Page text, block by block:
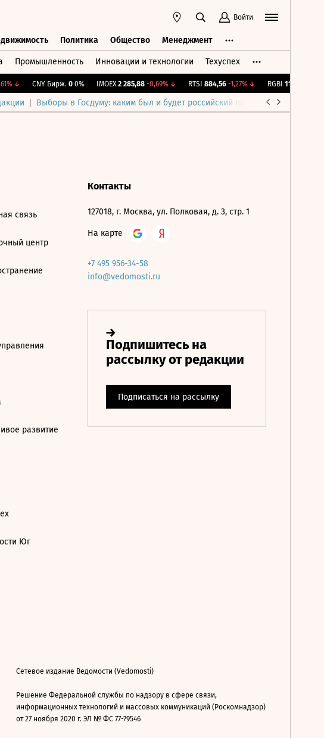
Войти
Политика Общество Менеджмент
Промышленность Инновации и технологии Техуспех
↓ CNY Бирж. 0 0% IMOEX 2 285,88 -0,69%↓ RTSI 884,56 -1,27%↓ RGBI 115,39
Выборы в Госдуму: каким был и будет российский парламент
связь
центр
развитие
Юг
Контакты
127018, г. Москва, ул. Полковая, д. 3, стр. 1
На карте
+7 495 956-34-58
info@vedomosti.ru
Сетевое издание Ведомости (Vedomosti)
Решение Федеральной службы по надзору в сфере связи,
информационных технологий и массовых коммуникаций (Роскомнадзор)
от 27 ноября 2020 г. ЭЛ № ФС 77-79546